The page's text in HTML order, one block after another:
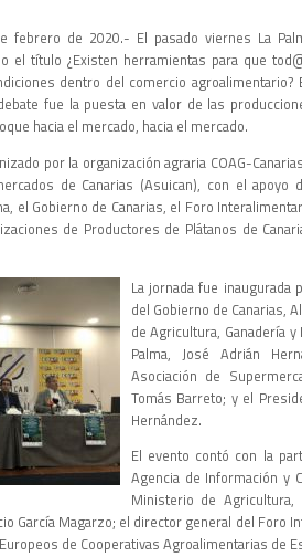
febrero de 2020.- El pasado viernes La
el título ¿Existen herramientas para que
dentro del comercio agroalimentario?
fue la puesta en valor de las
hacia el mercado, hacia el mercado.
por la organización agraria COAG-
de Canarias (Asuican), con el apoyo
el Gobierno de Canarias, el Foro
de Productores de Plátanos de
La jornada fue
del Gobierno de Canarias,
de Agricultura, Ganadería
Palma, José Adrián
Asociación de
Tomás Barreto; y el
Hernández.
El evento contó con la
Agencia de Información y
Ministerio de
García Magarzo; el director general del Foro
de Cooperativas Agroalimentarias de